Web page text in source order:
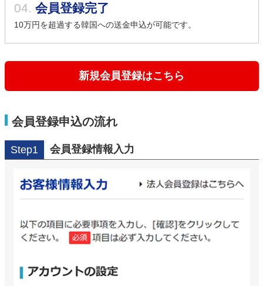
04. 会員登録完了
10万円を超過する韓国への送金申込が可能です。
新規会員登録はこちら
会員登録申込の流れ
Step1 会員登録情報入力